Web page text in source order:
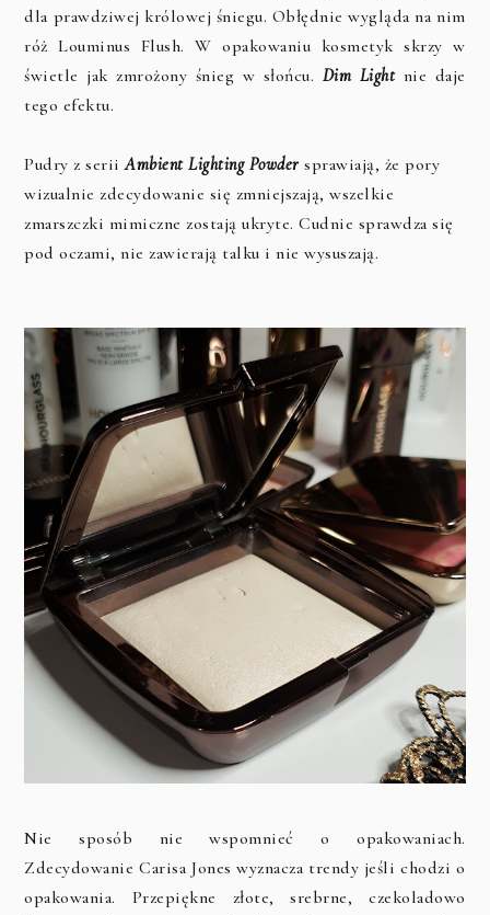
dla prawdziwej królowej śniegu. Obłędnie wygląda na nim
róż Louminus Flush. W opakowaniu kosmetyk skrzy w
świetle jak zmrożony śnieg w słońcu. Dim Lightnie daje
tego efektu.
Pudryz seriiAmbient Lighting Powdersprawiają, że pory
wizualnie zdecydowanie się zmniejszają, wszelkie
zmarszczki mimiczne zostają ukryte. Cudnie sprawdza się
pod oczami, nie zawierają talku i nie wysuszają.
Nie sposób nie wspomnieć o opakowaniach.
Zdecydowanie Carisa Jones wyznacza trendy jeśli chodzi o
opakowania. Przepiękne złote, srebrne, czekoladowo